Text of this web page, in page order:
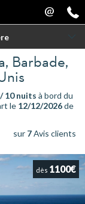
@
Barbade,
10 nuits à bord du
le 12/12/2026de
sur 7Avis clients
dès 1100€